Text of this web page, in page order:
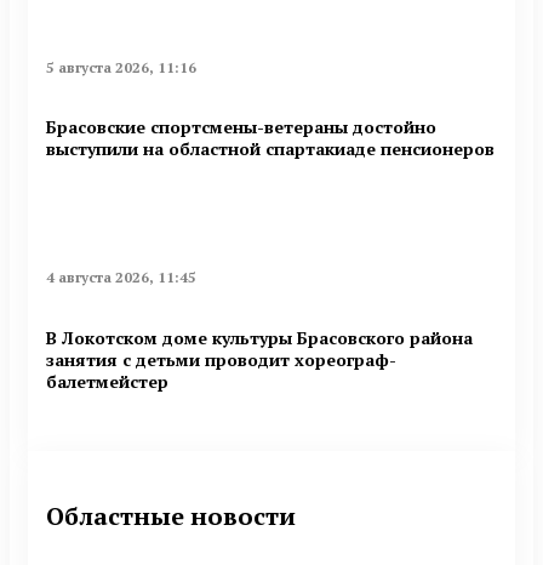
5 августа 2026, 11:16
Брасовские спортсмены-ветераны достойно
выступили на областной спартакиаде пенсионеров
4 августа 2026, 11:45
В Локотском доме культуры Брасовского района
занятия с детьми проводит хореограф-
балетмейстер
Областные новости